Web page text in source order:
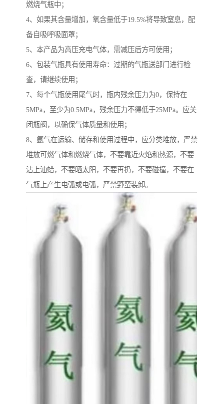
燃烧气瓶中；
4、如果其含量增加，氧含量低于19.5%将导致窒息，配
备自吸呼吸面罩；
5、本产品为高压充电气体，需减压后方可使用；
6、包装气瓶具有使用寿命：过期的气瓶送部门进行检
查，请继续使用；
7、每个气瓶使用尾气时，瓶内残余压力为0，保持在
5MPa，至少为0.5MPa，残余压力不得低于25MPa。应关
闭瓶阀，以确保气体质量和使用；
8、氩气在运输、储存和使用过程中，应分类堆放，严禁
堆放可燃气体和燃烧气体，不要靠近火焰和热源，不要
沾上油蜡，不要晒太阳，不要再扔，不要碰撞，不要在
气瓶上产生电弧或电弧，严禁野蛮装卸。